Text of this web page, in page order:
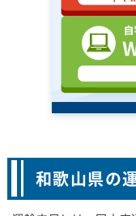
和歌山県の